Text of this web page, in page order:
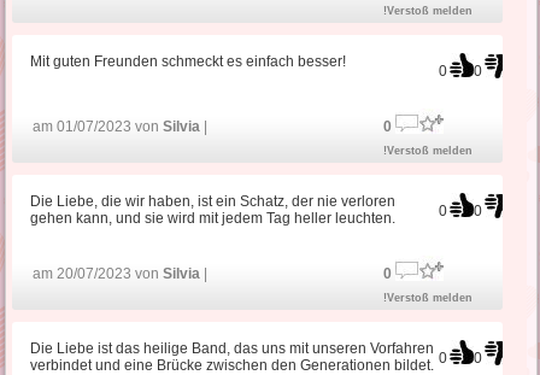
!Verstoß melden
0 0
Mit guten Freunden schmeckt es einfach besser!
am 01/07/2023 vonSilvia 0
!Verstoß melden
0 0
Die Liebe, die wir haben, ist ein Schatz, der nie verloren
gehen kann, und sie wird mit jedem Tag heller leuchten.
am 20/07/2023 vonSilvia 0
!Verstoß melden
0 0
Die Liebe ist das heilige Band, das uns mit unseren Vorfahren
verbindet und eine Brücke zwischen den Generationen bildet.